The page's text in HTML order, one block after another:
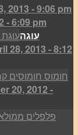
2013 - 9:06 pm
- 6:09 pm
עוגה
28, 2013 - 8:12
20, 2012 -